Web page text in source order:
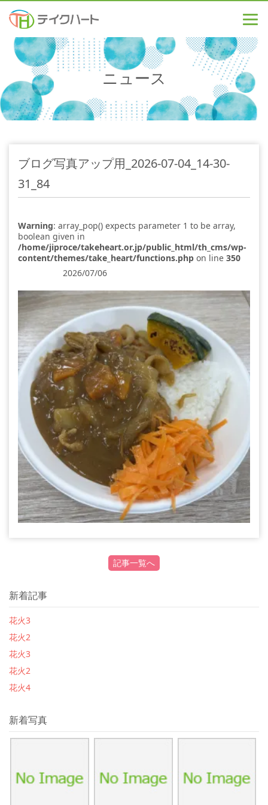
ニュース
ブログ写真アップ用_2026-07-04_14-30-
31_84
Warning: array_pop() expects parameter 1 to be array,
boolean given in
/home/jiproce/takeheart.or.jp/public_html/th_cms/wp-
content/themes/take_heart/functions.php on line 350
2026/07/06
記事一覧へ
新着記事
花火3
花火2
花火3
花火2
花火4
新着写真